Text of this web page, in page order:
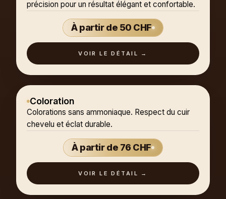
précision pour un résultat élégant et confortable.
À partir de 50 CHF
VOIR LE DÉTAIL →
Coloration
Colorations sans ammoniaque. Respect du cuir
chevelu et éclat durable.
À partir de 76 CHF
VOIR LE DÉTAIL →